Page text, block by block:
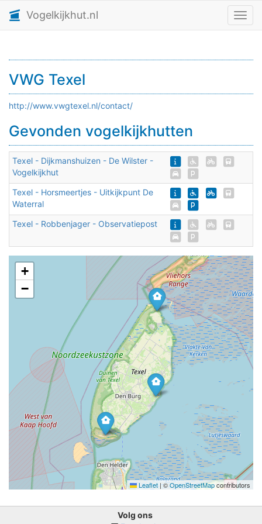
Vogelkijkhut.nl
VWG Texel
http://www.vwgtexel.nl/contact/
Gevonden vogelkijkhutten
Texel - Dijkmanshuizen - De Wilster -
Vogelkijkhut
Texel - Horsmeertjes - Uitkijkpunt De
Waterral
Texel - Robbenjager - Observatiepost
+
−
Leaflet |©OpenStreetMapcontributors
Volg ons